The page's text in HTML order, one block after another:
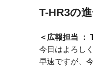
T-HR3の
広報担当 ：
今日はよろし
早速ですが、